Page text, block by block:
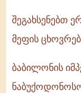
განმარტება
შეგახსენებთ
მეფის
ბაბილონის